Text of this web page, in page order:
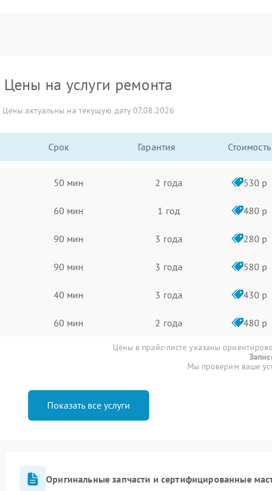
Цены на услуги ремонта
Цены актуальны на текущую дату 07.08.2026
Срок Гарантия Стоимость
50 мин 2 года 530 р
60 мин 1 год 480 р
90 мин 3 года 280 р
90 мин 3 года 580 р
40 мин 3 года 430 р
60 мин 2 года 480 р
Цены в прайс-листе указаны
Мы проверим ваше
Показать все услуги
Оригинальные запчасти и сертифицированные